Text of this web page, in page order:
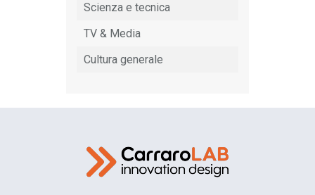
Scienza e tecnica
TV & Media
Cultura generale